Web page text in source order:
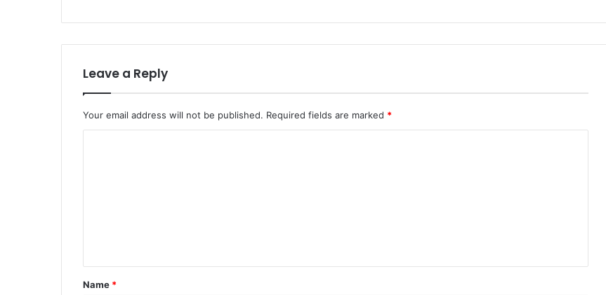
Leave a Reply
Your email address will not be published. Required fields are marked *
t
*
Name *